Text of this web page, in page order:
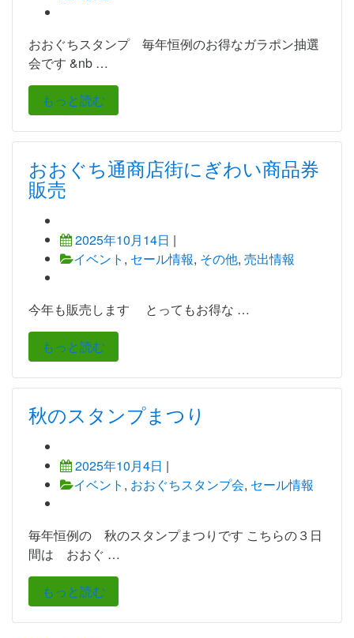
おおぐちスタンプ 毎年恒例のお得なガラポン抽選
会です &nb …
もっと読む
おおぐち通商店街にぎわい商品券
販売
2025年10月14日 |
イベント , セール情報, その他, 売出情報
今年も販売します とってもお得な …
もっと読む
秋のスタンプまつり
2025年10月4日 |
イベント , おおぐちスタンプ会, セール情報
毎年恒例の 秋のスタンプまつりです こちらの３日
間は おおぐ …
もっと読む